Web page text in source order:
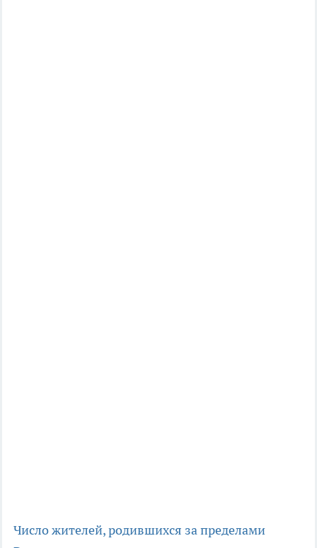
Число жителей, родившихся за пределами